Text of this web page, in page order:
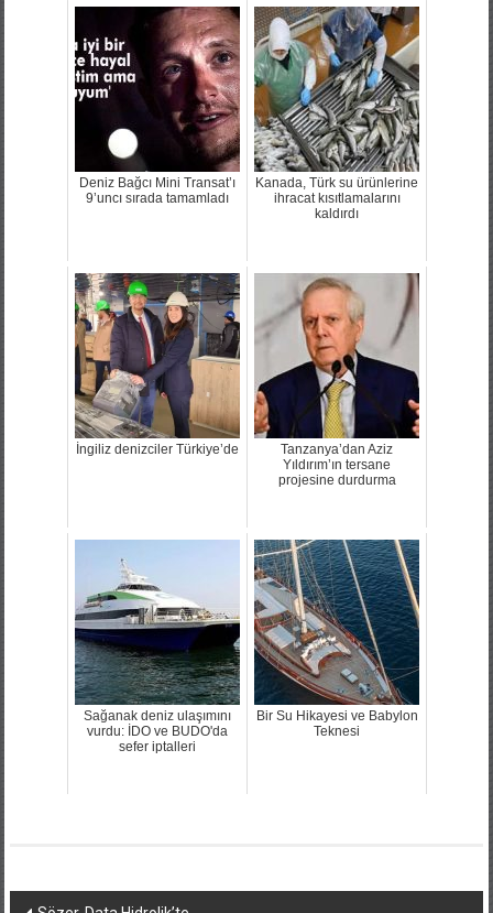
Deniz Bağcı Mini Transat’ı
9’uncı sırada tamamladı
Kanada, Türk su ürünlerine
ihracat kısıtlamalarını
kaldırdı
İngiliz denizciler Türkiye’de
Tanzanya’dan Aziz
Yıldırım’ın tersane
projesine durdurma
Sağanak deniz ulaşımını
vurdu: İDO ve BUDO'da
sefer iptalleri
Bir Su Hikayesi ve Babylon
Teknesi